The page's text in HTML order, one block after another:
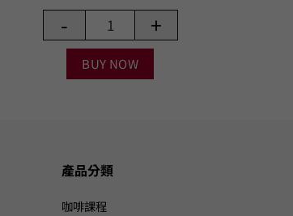
- +
BUY NOW
產品分類
咖啡課程